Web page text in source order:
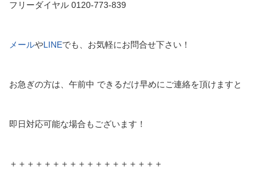
フリーダイヤル 0120-773-839
メールやLINEでも、お気軽にお問合せ下さい！
お急ぎの方は、午前中 できるだけ早めにご連絡を頂けますと
即日対応可能な場合もございます！
＋＋＋＋＋＋＋＋＋＋＋＋＋＋＋＋＋＋